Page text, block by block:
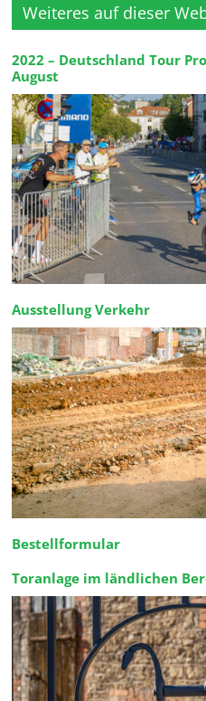
Weiteres auf dieser
2022 – Deutschland Tour
August
Ausstellung Verkehr
Bestellformular
Toranlage im ländlichen